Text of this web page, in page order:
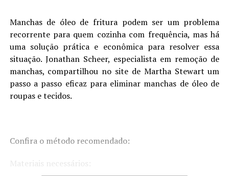
Manchas de óleo de fritura podem ser um problema
recorrente para quem cozinha com frequência, mas há
uma solução prática e econômica para resolver essa
situação. Jonathan Scheer, especialista em remoção de
manchas, compartilhou no site de Martha Stewart um
passo a passo eficaz para eliminar manchas de óleo de
roupas e tecidos.
Confira o método recomendado:
Materiais necessários: